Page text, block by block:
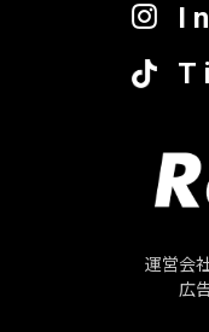
運営会
広